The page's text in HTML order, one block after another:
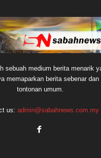
sebuah medium berita menarik
memaparkan berita sebenar dan
tontonan umum.
us: admin@sabahnews.com.my